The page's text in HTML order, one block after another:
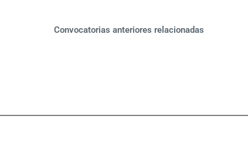
Convocatorias anteriores relacionadas